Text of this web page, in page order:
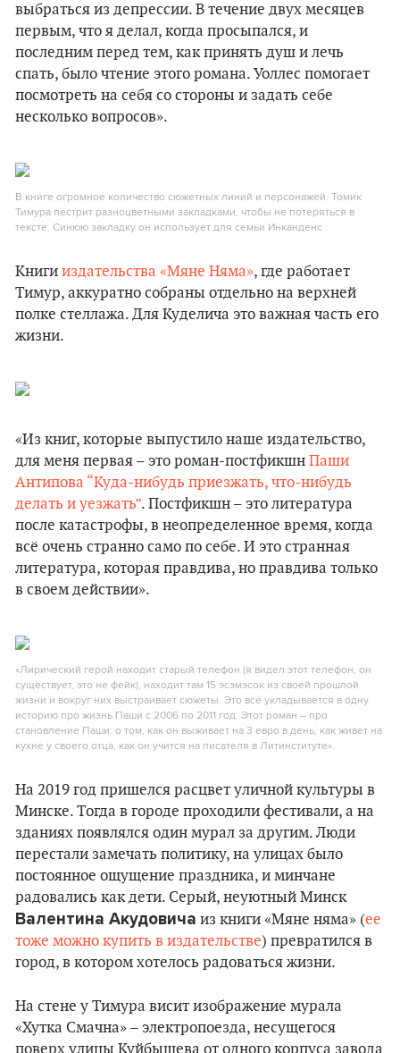
выбраться из депрессии. В течение двух месяцев
первым, что я делал, когда просыпался, и
последним перед тем, как принять душ и лечь
спать, было чтение этого романа. Уоллес помогает
посмотреть на себя со стороны и задать себе
несколько вопросов».
В книге огромное количество сюжетных линий и персонажей. Томик
Тимура пестрит разноцветными закладками, чтобы не потеряться в
тексте. Синюю закладку он использует для семьи Инканденс.
Книги издательства «Мяне Няма», где работает
Тимур, аккуратно собраны отдельно на верхней
полке стеллажа. Для Куделича это важная часть его
жизни.
«Из книг, которые выпустило наше издательство,
для меня первая – это роман-постфикшн Паши
Антипова “Куда-нибудь приезжать, что-нибудь
делать и уезжать”. Постфикшн – это литература
после катастрофы, в неопределенное время, когда
всё очень странно само по себе. И это странная
литература, которая правдива, но правдива только
в своем действии».
«Лирический герой находит старый телефон (я видел этот телефон, он
существует, это не фейк), находит там 15 эсэмэсок из своей прошлой
жизни и вокруг них выстраивает сюжеты. Это всё укладывается в одну
историю про жизнь Паши с 2006 по 2011 год. Этот роман – про
становление Паши: о том, как он выживает на 3 евро в день, как живет на
кухне у своего отца, как он учится на писателя в Литинституте».
На 2019 год пришелся расцвет уличной культуры в
Минске. Тогда в городе проходили фестивали, а на
зданиях появлялся один мурал за другим. Люди
перестали замечать политику, на улицах было
постоянное ощущение праздника, и минчане
радовались как дети. Серый, неуютный Минск
Валентина Акудовича из книги «Мяне няма» (ее
тоже можно купить в издательстве) превратился в
город, в котором хотелось радоваться жизни.
На стене у Тимура висит изображение мурала
«Хутка Смачна» – электропоезда, несущегося
поверх улицы Куйбышева от одного корпуса завода